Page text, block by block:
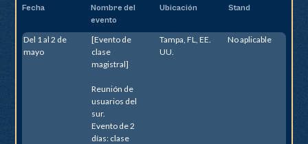
Fecha
Nombre del
evento
Ubicación Stand
Del 1 al 2 de
mayo
[Evento de
clase
magistral]
Reunión de
usuarios del
sur.
Evento de 2
días: clase
Tampa, FL, EE.
UU.
No aplicable